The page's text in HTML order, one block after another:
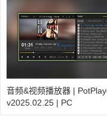
音频&视频播放器 |
v2025.02.25 | PC